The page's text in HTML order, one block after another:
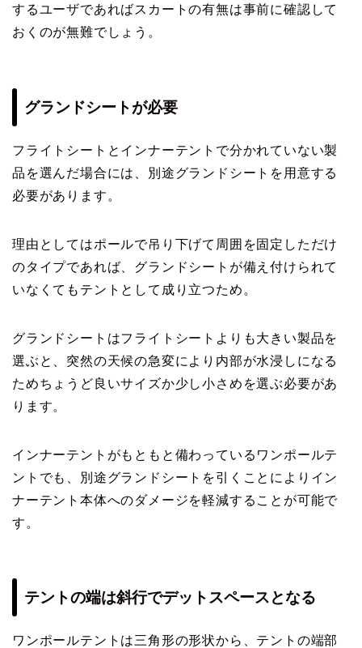
するユーザであればスカートの有無は事前に確認して
おくのが無難でしょう。
グランドシートが必要
フライトシートとインナーテントで分かれていない製
品を選んだ場合には、別途グランドシートを用意する
必要があります。
理由としてはポールで吊り下げて周囲を固定しただけ
のタイプであれば、グランドシートが備え付けられて
いなくてもテントとして成り立つため。
グランドシートはフライトシートよりも大きい製品を
選ぶと、突然の天候の急変により内部が水浸しになる
ためちょうど良いサイズか少し小さめを選ぶ必要があ
ります。
インナーテントがもともと備わっているワンポールテ
ントでも、別途グランドシートを引くことによりイン
ナーテント本体へのダメージを軽減することが可能で
す。
テントの端は斜行でデットスペースとなる
ワンポールテントは三角形の形状から、テントの端部